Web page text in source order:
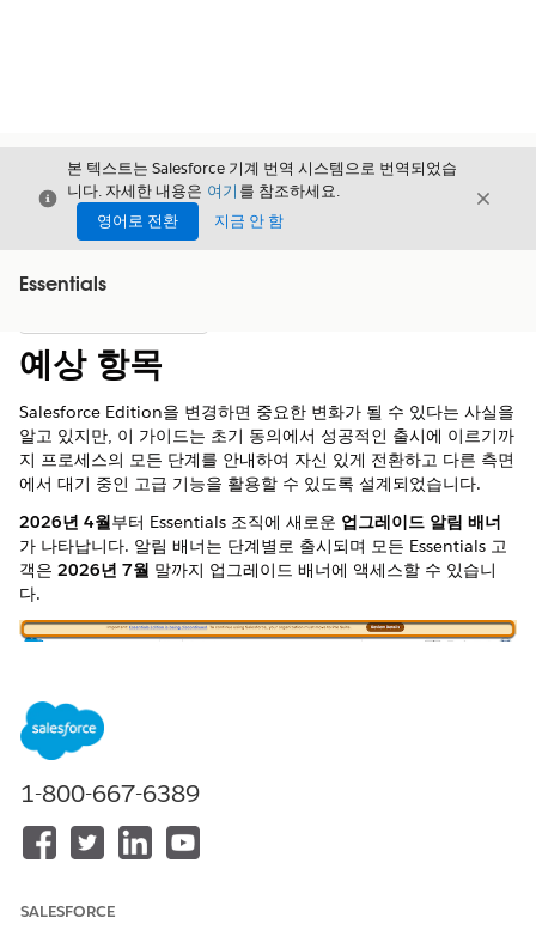
닫기
본 텍스트는 Salesforce 기계 번역 시스템으로 번역되었습
니다. 자세한 내용은 여기 를 참조하세요.
영어로 전환
지금 안 함
닫기
Essentials
예상 항목
Salesforce Edition을 변경하면 중요한 변화가 될 수 있다는 사실을
알고 있지만, 이 가이드는 초기 동의에서 성공적인 출시에 이르기까
지 프로세스의 모든 단계를 안내하여 자신 있게 전환하고 다른 측면
에서 대기 중인 고급 기능을 활용할 수 있도록 설계되었습니다.
2026년 4월부터 Essentials 조직에 새로운 업그레이드 알림 배너
가 나타납니다. 알림 배너는 단계별로 출시되며 모든 Essentials 고
객은 2026년 7월 말까지 업그레이드 배너에 액세스할 수 있습니
다.
1-800-667-6389
SALESFORCE